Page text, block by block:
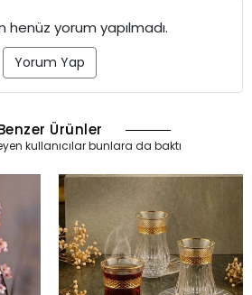
henüz yorum yapılmadı.
Yorum Yap
Ürünler
kullanıcılar bunlara da baktı